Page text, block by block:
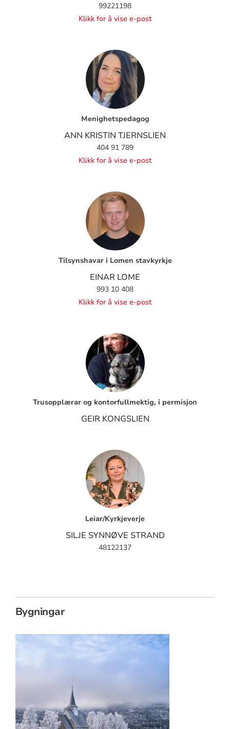
99221198
Klikk for å vise e-post
Menighetspedagog
ANN KRISTIN TJERNSLIEN
404 91 789
Klikk for å vise e-post
Tilsynshavar i Lomen stavkyrkje
EINAR LOME
993 10 408
Klikk for å vise e-post
Trusopplærar og kontorfullmektig, i permisjon
GEIR KONGSLIEN
Leiar/Kyrkjeverje
SILJE SYNNØVE STRAND
48122137
Bygningar